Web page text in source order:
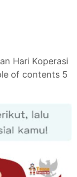
Hari Koperasi
of contents 5